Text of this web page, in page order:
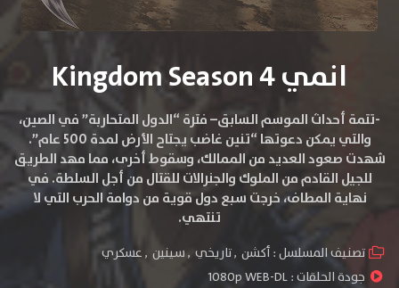
انمي Kingdom Season 4
-تتمة أحداث الموسم السابق–فترة “الدول المتحاربة” في الصين،
والتي يمكن دعوتها “تنين غاضب يجتاح الأرض لمدة 500 عام”.
شهدت صعود العديد من الممالك، وسقوط أخرى، مما مهد الطريق
للجيل القادم من الملوك والجنرالات للقتال من أجل السلطة. في
نهاية المطاف، خرجت سبع دول قوية من دوامة الحرب التي لا
تنتهي.
تصنيف المسلسل :أكشن ,تاريخي ,سينين ,عسكري
جودة الحلقات :1080p WEB-DL